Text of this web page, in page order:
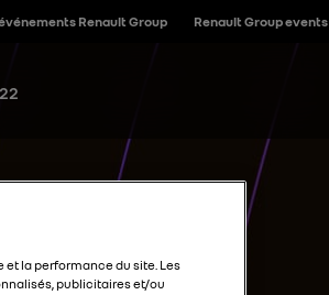
Renault Group Renault Group events
la performance du site. Les
publicitaires et/ou